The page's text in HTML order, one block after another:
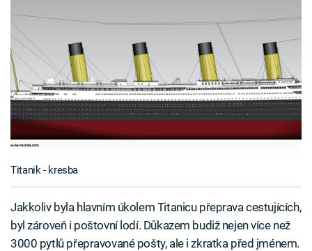
Titanik - kresba
Jakkoliv byla hlavním úkolem Titanicu přeprava cestujících,
byl zároveň i poštovní lodí. Důkazem budiž nejen více než
3000 pytlů přepravované pošty, ale i zkratka před jménem.